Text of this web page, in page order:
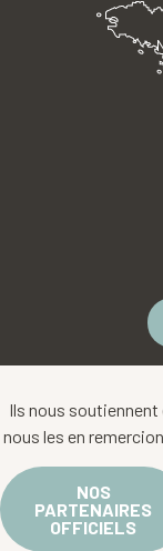
Ils nous soutiennent
nous les en
NOS
PARTENAIRES
OFFICIELS